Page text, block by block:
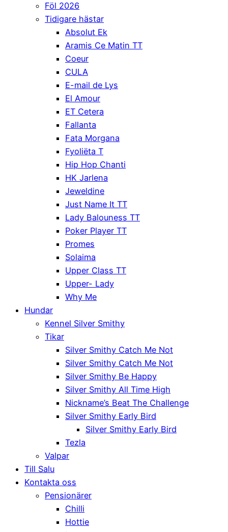
Föl 2026
Tidigare hästar
Absolut Ek
Aramis Ce Matin TT
Coeur
CULA
E-mail de Lys
El Amour
ET Cetera
Fallanta
Fata Morgana
Fyoliëta T
Hip Hop Chanti
HK Jarlena
Jeweldine
Just Name It TT
Lady Balouness TT
Poker Player TT
Promes
Solaima
Upper Class TT
Upper- Lady
Why Me
Hundar
Kennel Silver Smithy
Tikar
Silver Smithy Catch Me Not
Silver Smithy Catch Me Not
Silver Smithy Be Happy
Silver Smithy All Time High
Nickname’s Beat The Challenge
Silver Smithy Early Bird
Silver Smithy Early Bird
Tezla
Valpar
Till Salu
Kontakta oss
Pensionärer
Chilli
Hottie